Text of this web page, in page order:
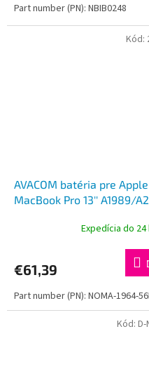
Part number (PN): NBIB0248
AVACOM batéria pre Apple
MacBook Pro 13'' A1989/
Expedícia do 24
€61,39
Part number (PN): NOMA-1964-
Kód:
Kód: D-